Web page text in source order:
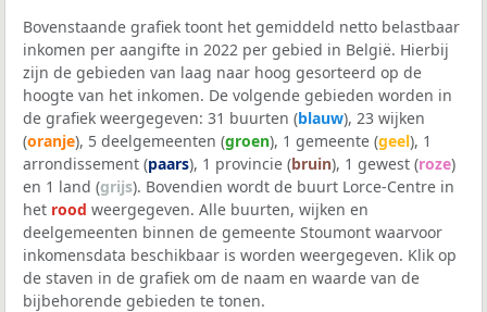
Bovenstaande grafiek toont het gemiddeld netto belastbaar
inkomen per aangifte in 2022 per gebied in België. Hierbij
zijn de gebieden van laag naar hoog gesorteerd op de
hoogte van het inkomen. De volgende gebieden worden in
de grafiek weergegeven: 31 buurten (blauw), 23 wijken
(oranje), 5 deelgemeenten (groen), 1 gemeente (geel), 1
arrondissement (paars), 1 provincie (bruin), 1 gewest (roze)
en 1 land (grijs). Bovendien wordt de buurt Lorce-Centre in
het rood weergegeven. Alle buurten, wijken en
deelgemeenten binnen de gemeente Stoumont waarvoor
inkomensdata beschikbaar is worden weergegeven. Klik op
de staven in de grafiek om de naam en waarde van de
bijbehorende gebieden te tonen.